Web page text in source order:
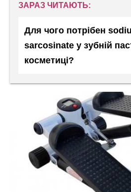
ЗАРАЗ ЧИТАЮТЬ:
Для чого потрібен
sarcosinate у зубній
косметиці?